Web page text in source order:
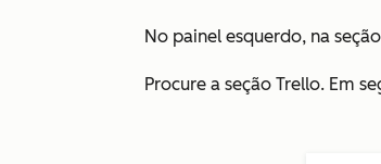
No painel esquerdo, na seção
Procure a seção Trello. Em